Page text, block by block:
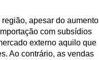
apesar do aumento
com subsídios
externo aquilo que
Ao contrário, as vendas